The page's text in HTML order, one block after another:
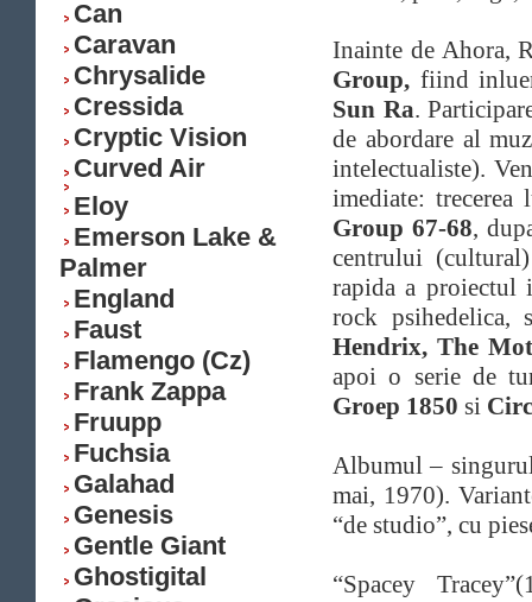
Can
Caravan
Chrysalide
Cressida
Cryptic Vision
Curved Air
Eloy
Emerson Lake &
Palmer
England
Faust
Flamengo (Cz)
Frank Zappa
Fruupp
Fuchsia
Galahad
Genesis
Gentle Giant
Ghostigital
Inainte de Ahora,
Group, fiind
Sun Ra.
de abordare al
intelectualiste).
imediate:
Group 67-68,
centrului
rapida a proiectul
rock psihedelica,
Hendrix, The
apoi o serie de
Groep 1850 si
Albumul –
mai, 1970).
“de studio”, cu
“Spacey